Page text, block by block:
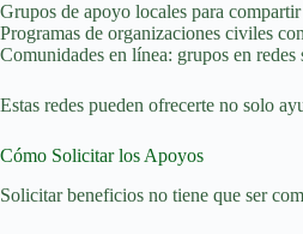
Grupos de apoyo locales para
Programas de organizaciones civiles
Comunidades en línea: grupos en
Estas redes pueden ofrecerte no solo
Cómo Solicitar los Apoyos
Solicitar beneficios no tiene que ser